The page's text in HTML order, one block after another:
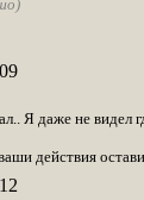
Я даже не видел
действия